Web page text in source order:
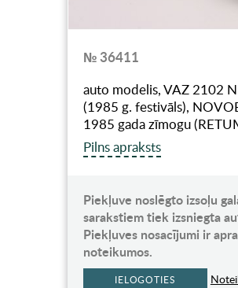
№ 36411
auto modelis, VAZ 2102
(1985 g. festivāls),
1985 gada zīmogu
Pilns apraksts
Piekļuve noslēgto izsoļu
sarakstiem tiek izsniegta
Piekļuves nosacījumi ir
noteikumos.
IELOGOTIES